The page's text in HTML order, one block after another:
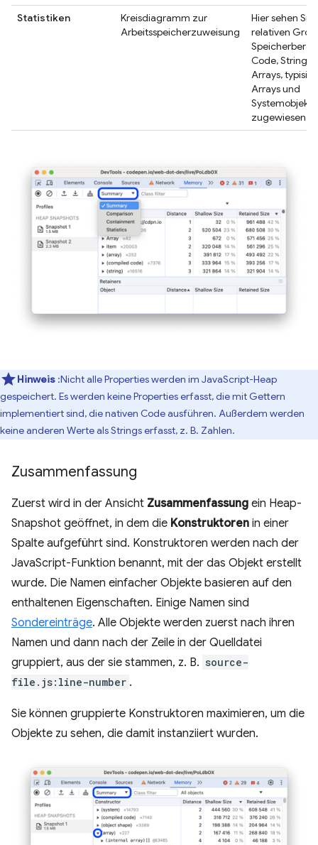
Statistiken
Kreisdiagramm zur
Arbeitsspeicherzuweisung
Hier sehen Sie
relativen
Code, Strings,
Arrays,
Arrays und
zugewiesen
Hinweis :Nicht alle Properties werden im JavaScript-Heap
gespeichert. Es werden keine Properties erfasst, die mit Gettern
implementiert sind, die nativen Code ausführen. Außerdem werden
keine anderen Werte als Strings erfasst, z. B. Zahlen.
Zusammenfassung
Zuerst wird in der Ansicht Zusammenfassung ein Heap-
Snapshot geöffnet, in dem die Konstruktoren in einer
Spalte aufgeführt sind. Konstruktoren werden nach der
JavaScript-Funktion benannt, mit der das Objekt erstellt
wurde. Die Namen einfacher Objekte basieren auf den
enthaltenen Eigenschaften. Einige Namen sind
Sondereinträge. Alle Objekte werden zuerst nach ihren
Namen und dann nach der Zeile in der Quelldatei
gruppiert, aus der sie stammen, z. B. source-
file.js:line-number .
Sie können gruppierte Konstruktoren maximieren, um die
Objekte zu sehen, die damit instanziiert wurden.